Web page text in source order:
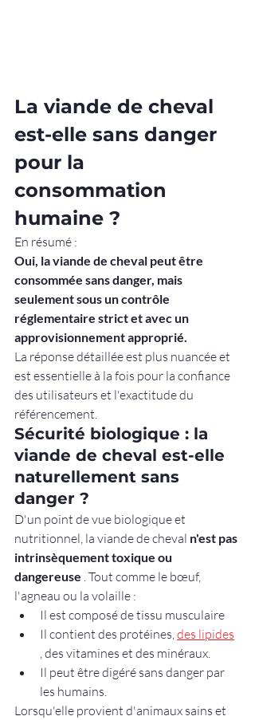
La viande de cheval
est-elle sans danger
pour la
consommation
humaine ?
En résumé :
Oui, la viande de cheval peut être
consommée sans danger, mais
seulement sous un contrôle
réglementaire strict et avec un
approvisionnement approprié.
La réponse détaillée est plus nuancée et
est essentielle à la fois pour la confiance
des utilisateurs et l'exactitude du
référencement.
Sécurité biologique : la
viande de cheval est-elle
naturellement sans
danger ?
D'un point de vue biologique et
nutritionnel, la viande de cheval n'est pas
intrinsèquement toxique ou
dangereuse . Tout comme le bœuf,
l'agneau ou la volaille :
Il est composé de tissu musculaire
Il contient des protéines, des lipides
, des vitamines et des minéraux.
Il peut être digéré sans danger par
les humains.
Lorsqu'elle provient d'animaux sains et